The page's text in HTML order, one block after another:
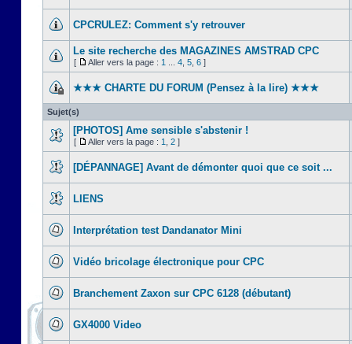
CPCRULEZ: Comment s'y retrouver‎
Le site recherche des MAGAZINES AMSTRAD CPC
[ Aller vers la page : 1 4 5 6 ]
★★★ CHARTE DU FORUM (Pensez à la lire) ★★★
Sujet(s)
[PHOTOS] Ame sensible s'abstenir !
[ Aller vers la page : 1 2 ]
[DÉPANNAGE] Avant de démonter quoi que ce soit ...
LIENS
Interprétation test Dandanator Mini
Vidéo bricolage électronique pour CPC
Branchement Zaxon sur CPC 6128 (débutant)
GX4000 Video